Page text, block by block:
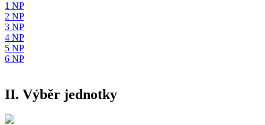
1 NP
2 NP
3 NP
4 NP
5 NP
6 NP
II. Výběr jednotky